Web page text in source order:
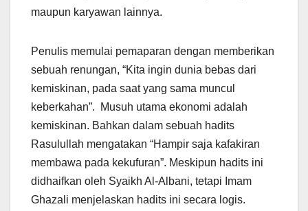
maupun karyawan lainnya.
Penulis memulai pemaparan dengan memberikan
sebuah renungan, “Kita ingin dunia bebas dari
kemiskinan, pada saat yang sama muncul
keberkahan”. Musuh utama ekonomi adalah
kemiskinan. Bahkan dalam sebuah hadits
Rasulullah mengatakan “Hampir saja kafakiran
membawa pada kekufuran”. Meskipun hadits ini
didhaifkan oleh Syaikh Al-Albani, tetapi Imam
Ghazali menjelaskan hadits ini secara logis.